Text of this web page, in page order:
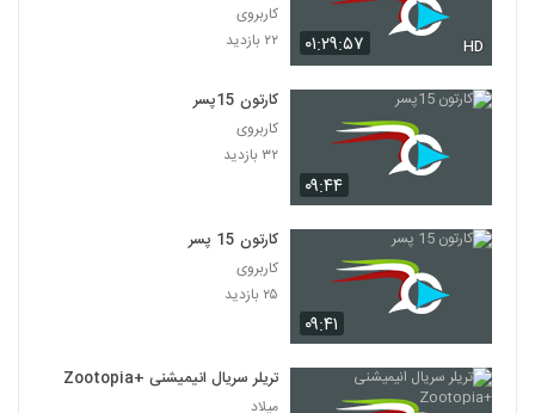
۰۱:۲۹:۵۷ HD
کاربروی
۲۲ بازدید
۰۹:۴۴
کارتون 15پسر
کاربروی
۳۲ بازدید
۰۹:۴۱
کارتون 15 پسر
کاربروی
۲۵ بازدید
تریلر سریال انیمیشنی +Zootopia
میلاد